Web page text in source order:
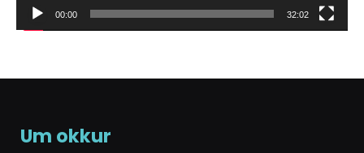
00:00 32:02
Um okkur